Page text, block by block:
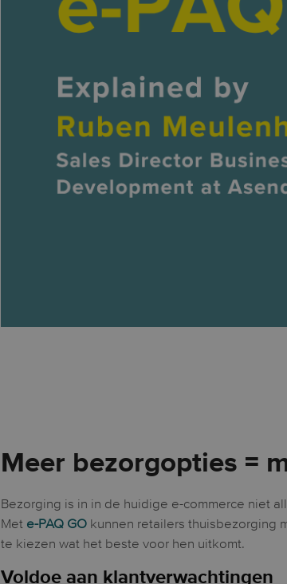
Meer bezorgopties =
Bezorging is in in de huidige e-commerce niet
Met e-PAQ GO kunnen retailers thuisbezorging
te kiezen wat het beste voor hen uitkomt.
Voldoe aan klantverwachtingen